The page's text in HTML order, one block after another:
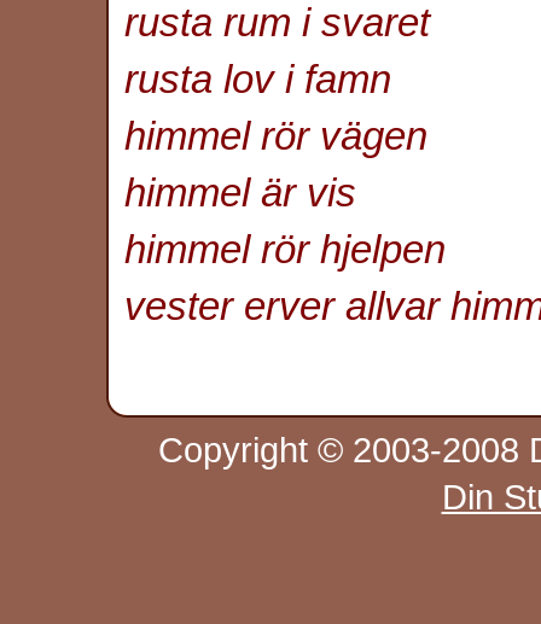
rusta rum i svaret
rusta lov i famn
himmel rör vägen
himmel är vis
himmel rör hjelpen
vester erver allvar
Copyright © 2003-2008
Din